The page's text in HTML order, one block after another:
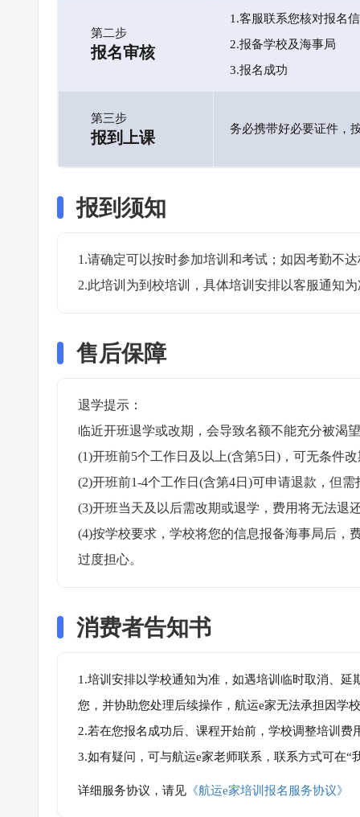
第二步
报名审核
1.客服联系您核对报名
2.报备学校及海事局
3.报名成功
第三步
报到上课 务必携带好必要证件，
报到须知
1.请确定可以按时参加培训和考试；如因考勤不
2.此培训为到校培训，具体培训安排以客服通知
售后保障
退学提示：
临近开班退学或改期，会导致名额不能充分被渴
(1)开班前5个工作日及以上(含第5日)，可无条件
(2)开班前1-4个工作日(含第4日)可申请退款，但
(3)开班当天及以后需改期或退学，费用将无法退
(4)按学校要求，学校将您的信息报备海事局后，
过度担心。
消费者告知书
1.培训安排以学校通知为准，如遇培训临时取消、
您，并协助您处理后续操作，航运e家无法承担因学
2.若在您报名成功后、课程开始前，学校调整培训
3.如有疑问，可与航运e家老师联系，联系方式可在
详细服务协议，请见 《航运e家培训报名服务协议》